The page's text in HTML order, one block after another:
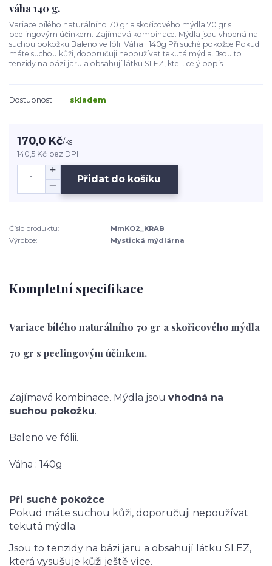
váha 140 g.
Variace bílého naturálního 70 gr a skořicového mýdla 70 gr s
peelingovým účinkem. Zajímavá kombinace. Mýdla jsou vhodná na
suchou pokožku.Baleno ve fólii.Váha : 140g Při suché pokožce Pokud
máte suchou kůži, doporučuji nepoužívat tekutá mýdla. Jsou to
tenzidy na bázi jaru a obsahují látku SLEZ, kte... celý popis
Dostupnost skladem
170,0 Kč/ks
140,5 Kč bez DPH
Přidat do košíku
Číslo produktu:
MmKO2_KRAB
Výrobce:
Mystická mýdlárna
Kompletní specifikace
Variace bílého naturálního 70 gr a skořicového mýdla
70 gr s peelingovým účinkem.
Zajímavá kombinace. Mýdla jsou vhodná na
suchou pokožku.
Baleno ve fólii.
Váha : 140g
Při suché pokožce
Pokud máte suchou kůži, doporučuji nepoužívat
tekutá mýdla.
Jsou to tenzidy na bázi jaru a obsahují látku SLEZ,
která vysušuje kůži ještě více.